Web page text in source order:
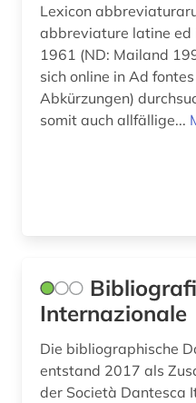
Lexicon
abbreviature latine ed
1961 (ND: Mailand
sich online in Ad
Abkürzungen)
somit auch allfällige...
Internazionale
Die bibliographische
entstand 2017 als
der Società Dantesca